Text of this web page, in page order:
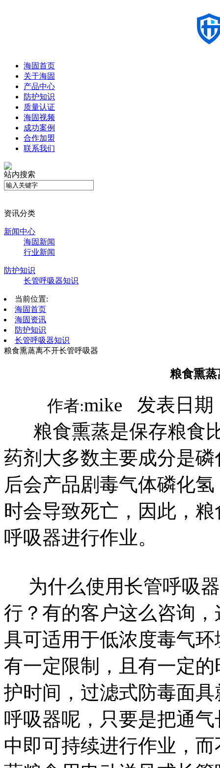
海固首页
关于海固
产品中心
防护知识
质量认证
海固视频
成功案例
合作加盟
联系我们
站内搜索
资讯分类
新闻中心
海固新闻
行业新闻
防护知识
长管呼吸器知识
当前位置:
海固首页
海固资讯
防护知识
长管呼吸器知识
粮食熏蒸离不开长管呼吸器
粮食熏
作者:mike 发表日
粮食熏蒸是保存粮食
药剂大多数主要成分是
后会产品剧毒气体磷化
时会导致死亡，因此，
呼吸器进行作业。
为什么使用长管呼吸
行？有的客户这么咨询
具可适用于低浓度毒气
有一定限制，且有一定
护时间，过滤式防毒面
呼吸器呢，只要是把通
中即可持续进行作业，